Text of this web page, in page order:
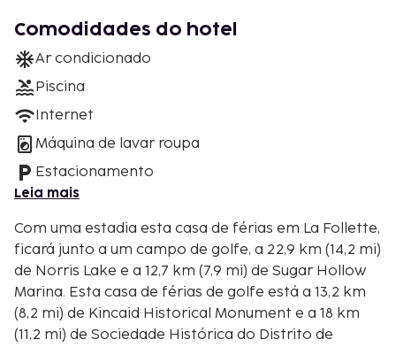
Comodidades do hotel
Ar condicionado
Piscina
Internet
Máquina de lavar roupa
Estacionamento
Leia mais
Com uma estadia esta casa de férias em La Follette,
ficará junto a um campo de golfe, a 22,9 km (14,2 mi)
de Norris Lake e a 12,7 km (7,9 mi) de Sugar Hollow
Marina. Esta casa de férias de golfe está a 13,2 km
(8,2 mi) de Kincaid Historical Monument e a 18 km
(11,2 mi) de Sociedade Histórica do Distrito de